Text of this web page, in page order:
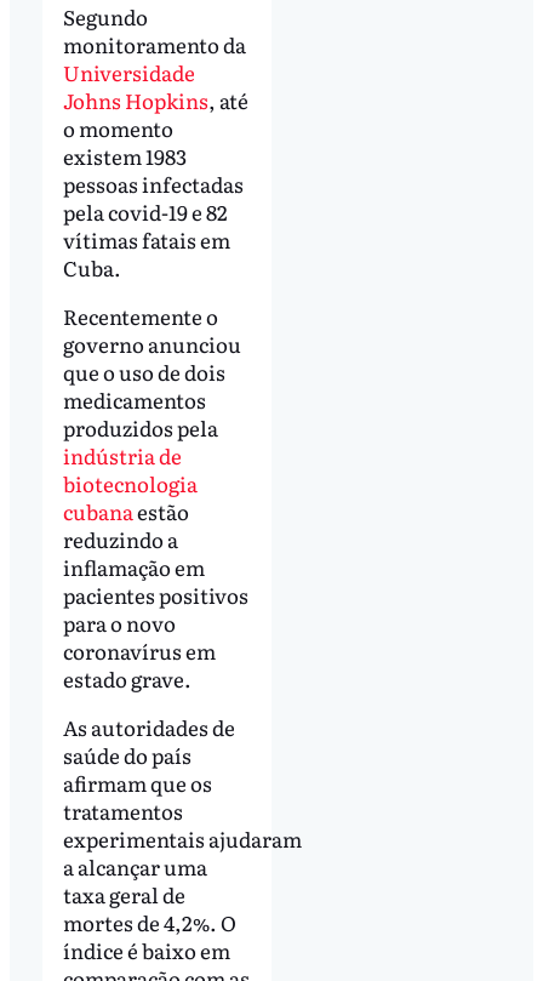
Segundo
monitoramento da
Universidade
Johns Hopkins, até
o momento
existem 1983
pessoas infectadas
pela covid-19 e 82
vítimas fatais em
Cuba.
Recentemente o
governo anunciou
que o uso de dois
medicamentos
produzidos pela
indústria de
biotecnologia
cubanaestão
reduzindo a
inflamação em
pacientes positivos
para o novo
coronavírus em
estado grave.
As autoridades de
saúde do país
afirmam que os
tratamentos
experimentais ajudaram
a alcançar uma
taxa geral de
mortes de 4,2%. O
índice é baixo em